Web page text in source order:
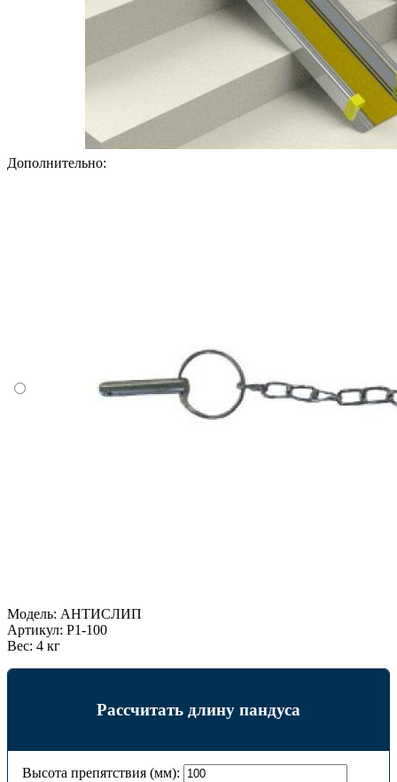
Дополнительно:
Модель: АНТИСЛИП
Артикул: P1-100
Вес: 4 кг
Рассчитать длину пандуса
Высота препятствия (мм):